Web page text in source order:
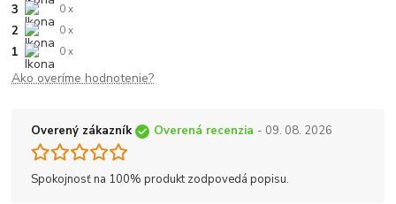
3 0 x
2 0 x
1 0 x
Ako overíme hodnotenie?
Overený zákazník Overená recenzia - 09. 08. 2026
Spokojnosť na 100% produkt zodpovedá popisu.